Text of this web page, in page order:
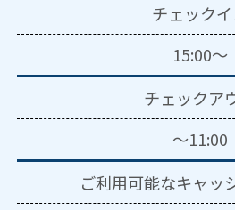
チェック
15:00～
チェックア
～11:00
ご利用可能なキャッ